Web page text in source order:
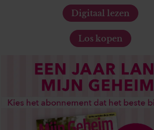
Digitaal lezen
Los kopen